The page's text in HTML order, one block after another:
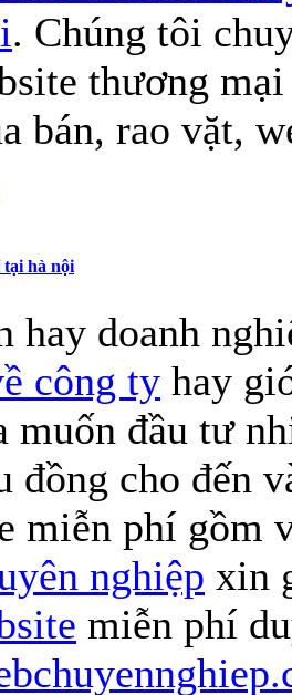
. Chúng tôi
thương
bán, rao vặt,
tại hà nội
hay doanh
công ty hay
muốn đầu tư
đồng cho đến
miễn phí gồm
nghiệp xin
miễn phí